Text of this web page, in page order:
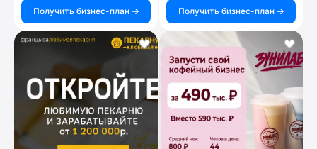
Получить бизнес-план
Получить бизнес-план